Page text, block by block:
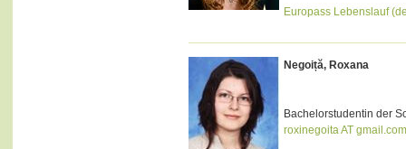
Europass Lebenslauf
Negoiță, Roxana
Bachelorstudentin der
roxinegoita AT gmail.com